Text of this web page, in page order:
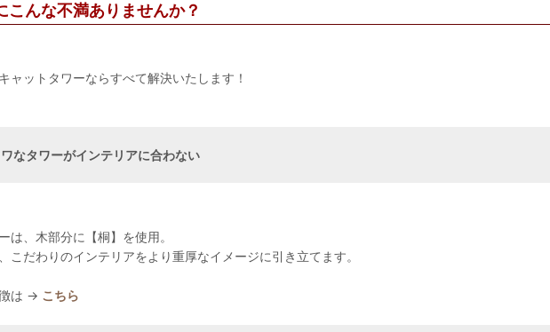
こんな不満ありませんか？
ャットタワーならすべて解決いたします！
なタワーがインテリアに合わない
は、木部分に【桐】を使用。
こだわりのインテリアをより重厚なイメージに引き立てます。
は → こちら